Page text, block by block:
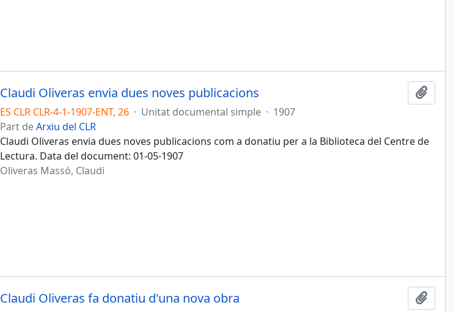
Claudi Oliveras envia dues noves publicacions
ES CLR CLR-4-1-1907-ENT, 26 · Unitat documental simple · 1907
Part deArxiu del CLR
Claudi Oliveras envia dues noves publicacions com a donatiu per a la Biblioteca del Centre de
Lectura. Data del document: 01-05-1907
Oliveras Massó, Claudi
Claudi Oliveras fa donatiu d'una nova obra